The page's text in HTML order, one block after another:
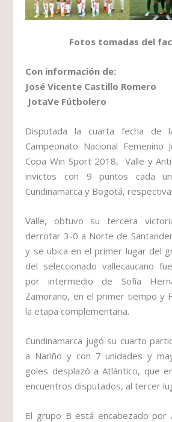
Fotos tomadas del
Con información de:
José Vicente Castillo Romero
JotaVe Fútbolero
Disputada la cuarta fecha de
Campeonato Nacional Femenino
Copa Win Sport 2018, Valle y
invictos con 9 puntos cada
Cundinamarca y Bogotá,
Valle, obtuvo su tercera
derrotar 3-0 a Norte de
y se ubica en el primer lugar del
del seleccionado vallecaucano
por intermedio de Sofía
Zamorano, en el primer tiempo y
la etapa complementaria.
Cundinamarca jugó su cuarto
a Nariño y con 7 unidades y
goles desplazó a Atlántico, que
encuentros disputados, al tercer
El grupo B está encabezado por